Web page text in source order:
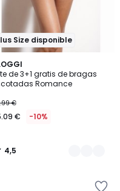
Size disponible
de 3+1 gratis de bragas
Romance
€
€ -10%
4,5